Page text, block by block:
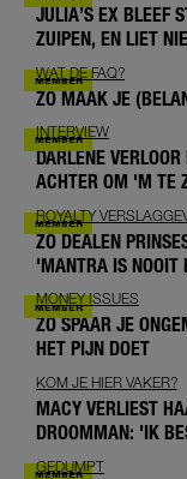
JULIA’S EX BLEEF
ZUIPEN, EN LIET
WAT DE FAQ?
ZO MAAK JE
INTERVIEW
DARLENE
ACHTER OM 'M TE
ROYALTY
ZO DEALEN
'MANTRA IS NOOIT
MONEY ISSUES
ZO SPAAR JE
HET PIJN DOET
KOM JE HIER VAKER?
MACY VERLIEST
DROOMMAN: 'IK
GEDUMPT